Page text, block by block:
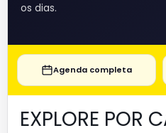
os dias.
Agenda completa
EXPLORE POR